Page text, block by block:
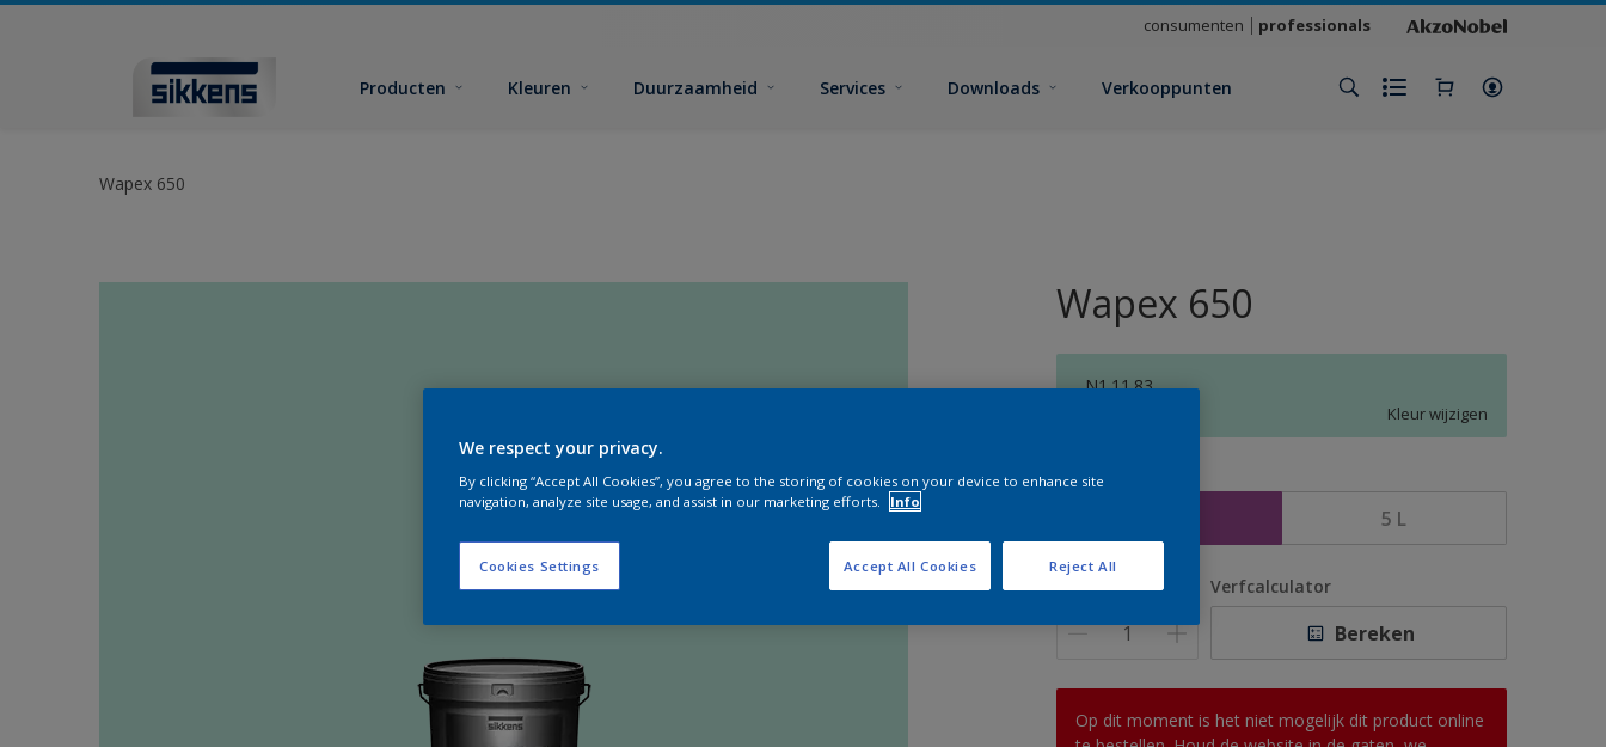
consumenten professionals
Producten Kleuren Duurzaamheid Services Downloads Verkooppunten
Wapex 650
Wapex 650
N1.11.83
Kleur wijzigen
Grootte
5 L
Aantal Verfcalculator
Bereken
Op dit moment is het niet mogelijk dit product online
We respect your privacy.
By clicking “Accept All Cookies”, you agree to the storing of cookies on your device to enhance site
navigation, analyze site usage, and assist in our marketing efforts.
Info
Cookies Settings Reject All
Accept All Cookies